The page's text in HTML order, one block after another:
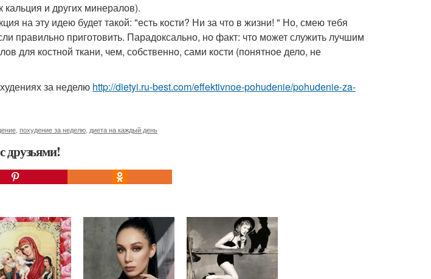
и других минералов).
на эту идею будет такой: "есть кости? Ни за что в жизни! " Но, смею тебя
правильно приготовить. Парадоксально, но факт: что может служить лучшим
для костной ткани, чем, собственно, сами кости (понятное дело, не
за неделю http://dietyi.ru-best.com/effektivnoe-pohudenie/pohudenie-za-
похудение за неделю диета на каждый день
друзьями!